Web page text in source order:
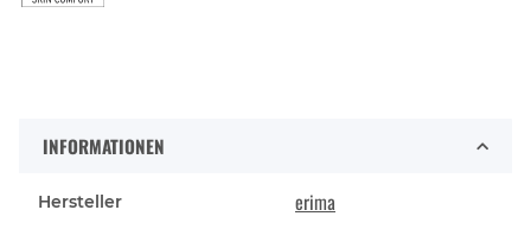
INFORMATIONEN
Hersteller erima